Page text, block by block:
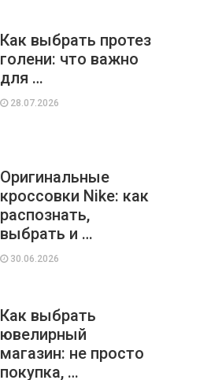
Как выбрать протез
голени: что важно
для …
28.07.2026
Оригинальные
кроссовки Nike: как
распознать,
выбрать и …
30.06.2026
Как выбрать
ювелирный
магазин: не просто
покупка, …